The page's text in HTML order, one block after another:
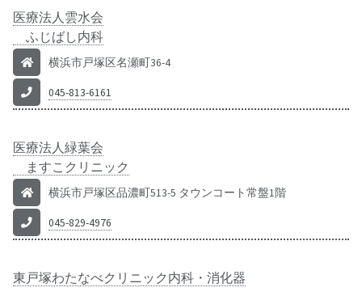
医療法人雲水会
ふじばし内科
横浜市戸塚区名瀬町36-4
045-813-6161
医療法人緑葉会
ますこクリニック
横浜市戸塚区品濃町513-5 タウンコート常盤1階
045-829-4976
東戸塚わたなべクリニック内科・消化器